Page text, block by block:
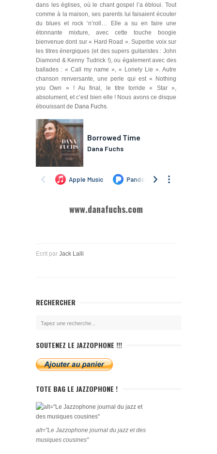
dans les églises, où le chant gospel l’a ébloui. Tout
comme à la maison, ses parents lui faisaient écouter
du blues et rock ‘n’roll… Elle a su en faire une
étonnante mixture, avec cette touche boogie
bienvenue dont sur « Hard Road ». Superbe voix sur
les titres énergiques (et des supers guitaristes : John
Diamond & Kenny Tudrick!), ou également avec des
ballades : « Call my name », « Lonely Lie ». Autre
chanson renversante, une perle qui est « Nothing
you Own » ! Au final, le titre torride « Star »,
absolument, et c’est bien elle ! Nous avons ce disque
ébouissant de Dana Fuchs.
www.danafuchs.com
Ecrit par Jack Lalli
RECHERCHER
SOUTENEZ LE JAZZOPHONE !!!
TOTE BAG LE JAZZOPHONE !
alt="Le Jazzophone journal du jazz et des
musiques cousines"